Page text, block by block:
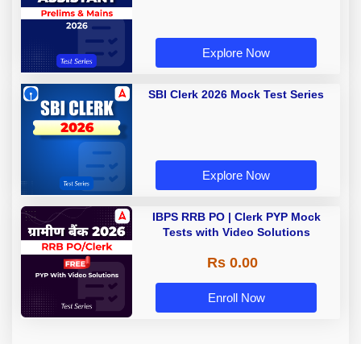
Explore Now
SBI Clerk 2026 Mock Test Series
Explore Now
IBPS RRB PO | Clerk PYP Mock
Tests with Video Solutions
Rs 0.00
Enroll Now